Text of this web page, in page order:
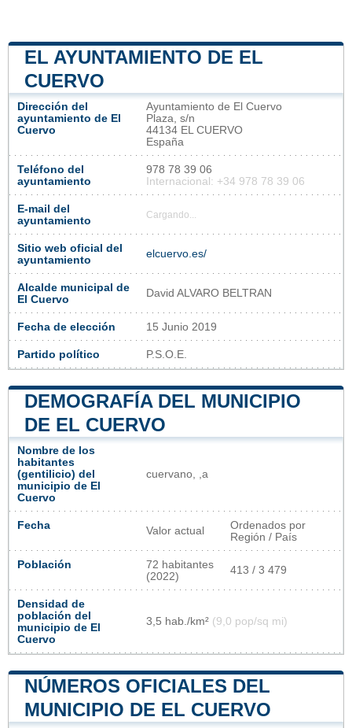
EL AYUNTAMIENTO DE EL
CUERVO
Dirección del
ayuntamiento de El
Cuervo
Ayuntamiento de El Cuervo
Plaza, s/n
44134 EL CUERVO
España
Teléfono del
ayuntamiento
978 78 39 06
Internacional: +34 978 78 39 06
E-mail del
ayuntamiento
Cargando...
Sitio web oficial del
ayuntamiento
elcuervo.es/
Alcalde municipal de
El Cuervo
David ALVARO BELTRAN
Fecha de elección 15 Junio 2019
Partido político P.S.O.E.
DEMOGRAFÍA DEL MUNICIPIO
DE EL CUERVO
Nombre de los
habitantes
(gentilicio) del
municipio de El
Cuervo
cuervano, ,a
Fecha Valor actual
Ordenados por
Región / País
Población
72 habitantes
(2022)
413 / 3 479
Densidad de
población del
municipio de El
Cuervo
3,5 hab./km² (9,0 pop/sq mi)
NÚMEROS OFICIALES DEL
MUNICIPIO DE EL CUERVO